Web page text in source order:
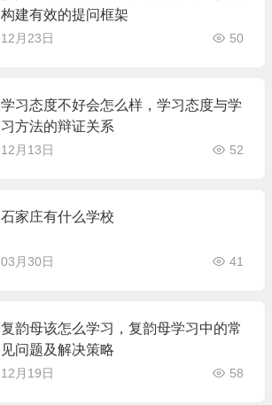
构建有效的提问框架
12月23日 50
学习态度不好会怎么样，学习态度与学
习方法的辩证关系
12月13日 52
石家庄有什么学校
03月30日 41
复韵母该怎么学习，复韵母学习中的常
见问题及解决策略
12月19日 58